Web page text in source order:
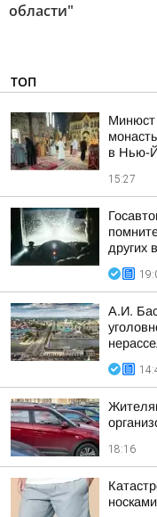
области"
ТОП
Минюст
в Нью-
15:27
других
А.И.
18:16